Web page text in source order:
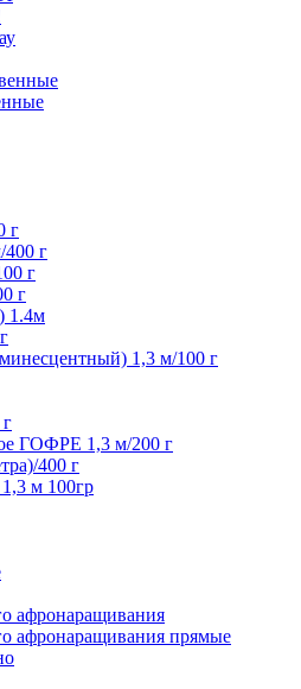
г
г
г
г
1.4м
1,3 м/100 г
ГОФРЕ 1,3 м/200 г
400 г
м 100гр
афронаращивания
афронаращивания прямые